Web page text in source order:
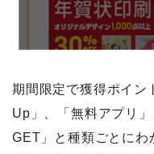
期間限定で獲得ポイン
Up」、「無料アプリ
GET」と種類ごとにわ